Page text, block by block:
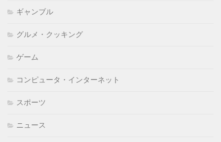
ギャンブル
グルメ・クッキング
ゲーム
コンピュータ・インターネット
スポーツ
ニュース